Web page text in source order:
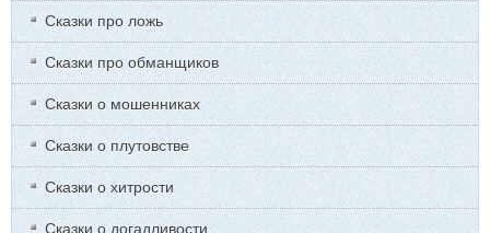
Сказки про ложь
Сказки про обманщиков
Сказки о мошенниках
Сказки о плутовстве
Сказки о хитрости
Сказки о догадливости